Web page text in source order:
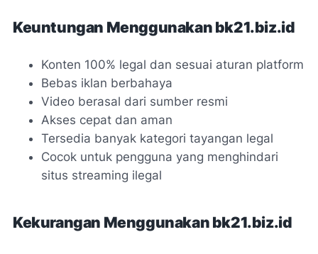
Keuntungan Menggunakan bk21.biz.id
Konten 100% legal dan sesuai aturan platform
Bebas iklan berbahaya
Video berasal dari sumber resmi
Akses cepat dan aman
Tersedia banyak kategori tayangan legal
Cocok untuk pengguna yang menghindari
situs streaming ilegal
Kekurangan Menggunakan bk21.biz.id